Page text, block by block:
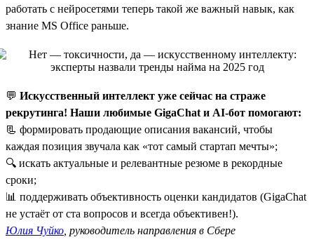
работать с нейросетями теперь такой же важный навык, как
знание MS Office раньше.
💬 Искусственный интеллект уже сейчас на страже
рекрутинга! Наши любимые GigaChat и AI-бот помогают:
📃 формировать продающие описания вакансий, чтобы
каждая позиция звучала как «тот самый стартап мечты»;
🔍 искать актуальные и релевантные резюме в рекордные
сроки;
📊 поддерживать объективность оценки кандидатов (GigaChat
не устаёт от ста вопросов и всегда объективен!).
Юлия Чуйко , руководитель направления в Сбере